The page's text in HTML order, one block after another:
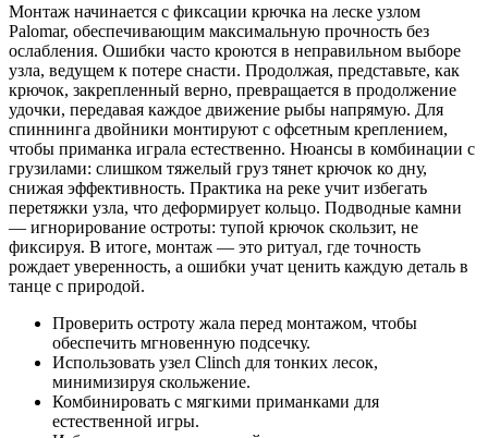
Монтаж начинается с фиксации крючка на леске узлом
Palomar, обеспечивающим максимальную прочность без
ослабления. Ошибки часто кроются в неправильном выборе
узла, ведущем к потере снасти. Продолжая, представьте, как
крючок, закрепленный верно, превращается в продолжение
удочки, передавая каждое движение рыбы напрямую. Для
спиннинга двойники монтируют с офсетным креплением,
чтобы приманка играла естественно. Нюансы в комбинации с
грузилами: слишком тяжелый груз тянет крючок ко дну,
снижая эффективность. Практика на реке учит избегать
перетяжки узла, что деформирует кольцо. Подводные камни
— игнорирование остроты: тупой крючок скользит, не
фиксируя. В итоге, монтаж — это ритуал, где точность
рождает уверенность, а ошибки учат ценить каждую деталь в
танце с природой.
Проверить остроту жала перед монтажом, чтобы
обеспечить мгновенную подсечку.
Использовать узел Clinch для тонких лесок,
минимизируя скольжение.
Комбинировать с мягкими приманками для
естественной игры.